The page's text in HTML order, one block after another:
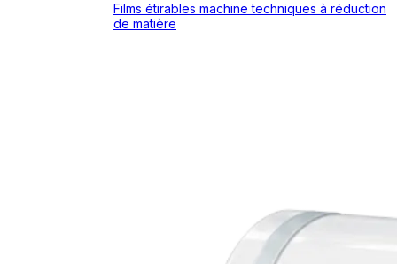
Films étirables machine techniques à réduction
de matière